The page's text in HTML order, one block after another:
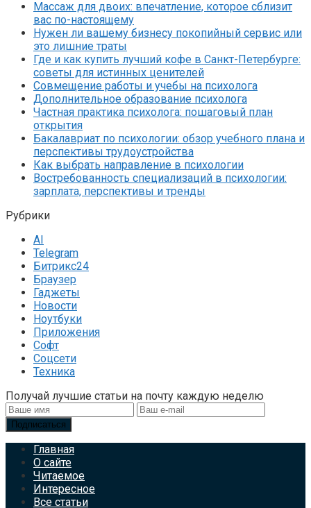
Массаж для двоих: впечатление, которое сблизит
вас по-настоящему
Нужен ли вашему бизнесу покопийный сервис или
это лишние траты
Где и как купить лучший кофе в Санкт-Петербурге:
советы для истинных ценителей
Совмещение работы и учебы на психолога
Дополнительное образование психолога
Частная практика психолога: пошаговый план
открытия
Бакалавриат по психологии: обзор учебного плана и
перспективы трудоустройства
Как выбрать направление в психологии
Востребованность специализаций в психологии:
зарплата, перспективы и тренды
Рубрики
AI
Telegram
Битрикс24
Браузер
Гаджеты
Новости
Ноутбуки
Приложения
Софт
Соцсети
Техника
Получай лучшие статьи на почту каждую неделю
Подписаться
Главная
О сайте
Читаемое
Интересное
Все статьи